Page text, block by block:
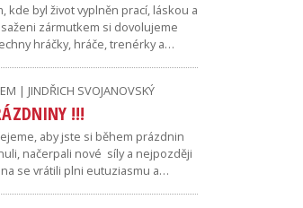
kde byl život vyplněn prací, láskou a
zármutkem si dovolujeme
hráčky, hráče, trenérky a…
| JINDŘICH SVOJANOVSKÝ
!!!
aby jste si během prázdnin
načerpali nové síly a nejpozději
se vrátili plni eutuziasmu a…